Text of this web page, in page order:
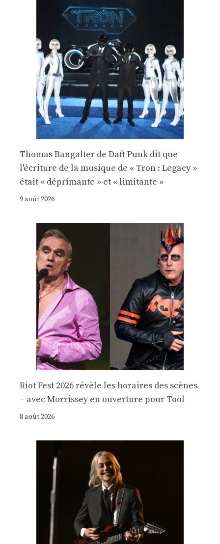
Thomas Bangalter de Daft Punk dit que
l'écriture de la musique de « Tron : Legacy »
était « déprimante » et « limitante »
9 août 2026
Riot Fest 2026 révèle les horaires des scènes
– avec Morrissey en ouverture pour Tool
8 août 2026